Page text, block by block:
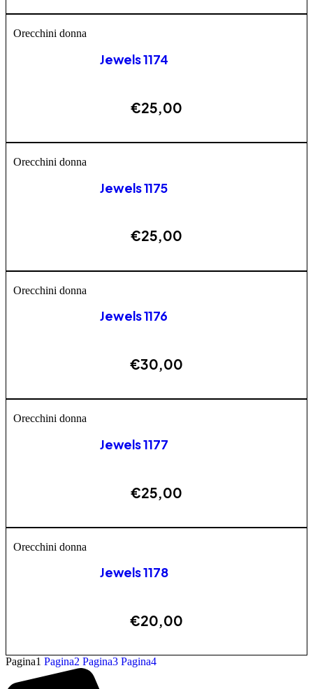
Orecchini donna
Jewels 1174
€25,00
Orecchini donna
Jewels 1175
€25,00
Orecchini donna
Jewels 1176
€30,00
Orecchini donna
Jewels 1177
€25,00
Orecchini donna
Jewels 1178
€20,00
Pagina1 Pagina2 Pagina3 Pagina4